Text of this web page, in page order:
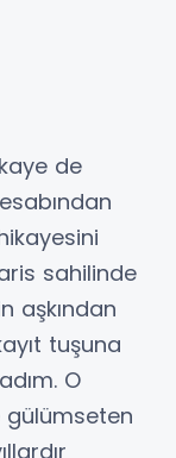
de
sahilinde
aşkından
tuşuna
O